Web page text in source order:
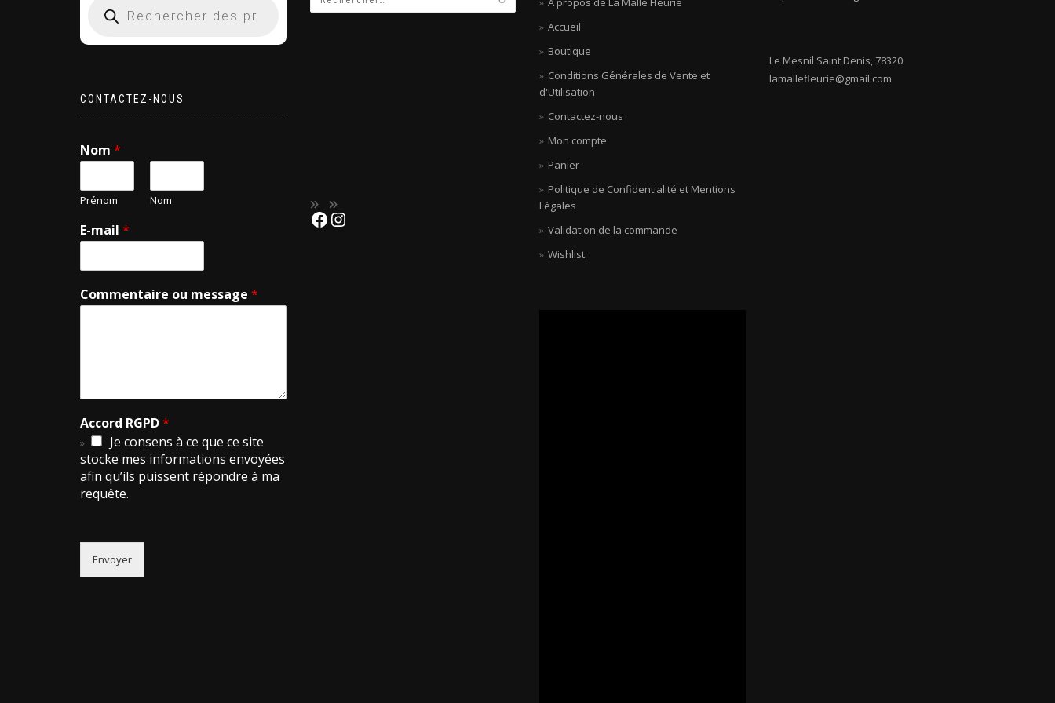
CONTACTEZ-NOUS
Nom *
Prénom Nom
E-mail *
Commentaire ou message *
Accord RGPD*
Je consens à ce que ce site
stocke mes informations envoyées
afin qu’ils puissent répondre à ma
requête.
Envoyer
Accueil
Boutique
Conditions Générales de Vente et
d'Utilisation
Contactez-nous
Mon compte
Panier
Politique de Confidentialité et Mentions
Légales
Validation de la commande
Wishlist
Le Mesnil Saint Denis,78320
lamallefleurie@gmail.com